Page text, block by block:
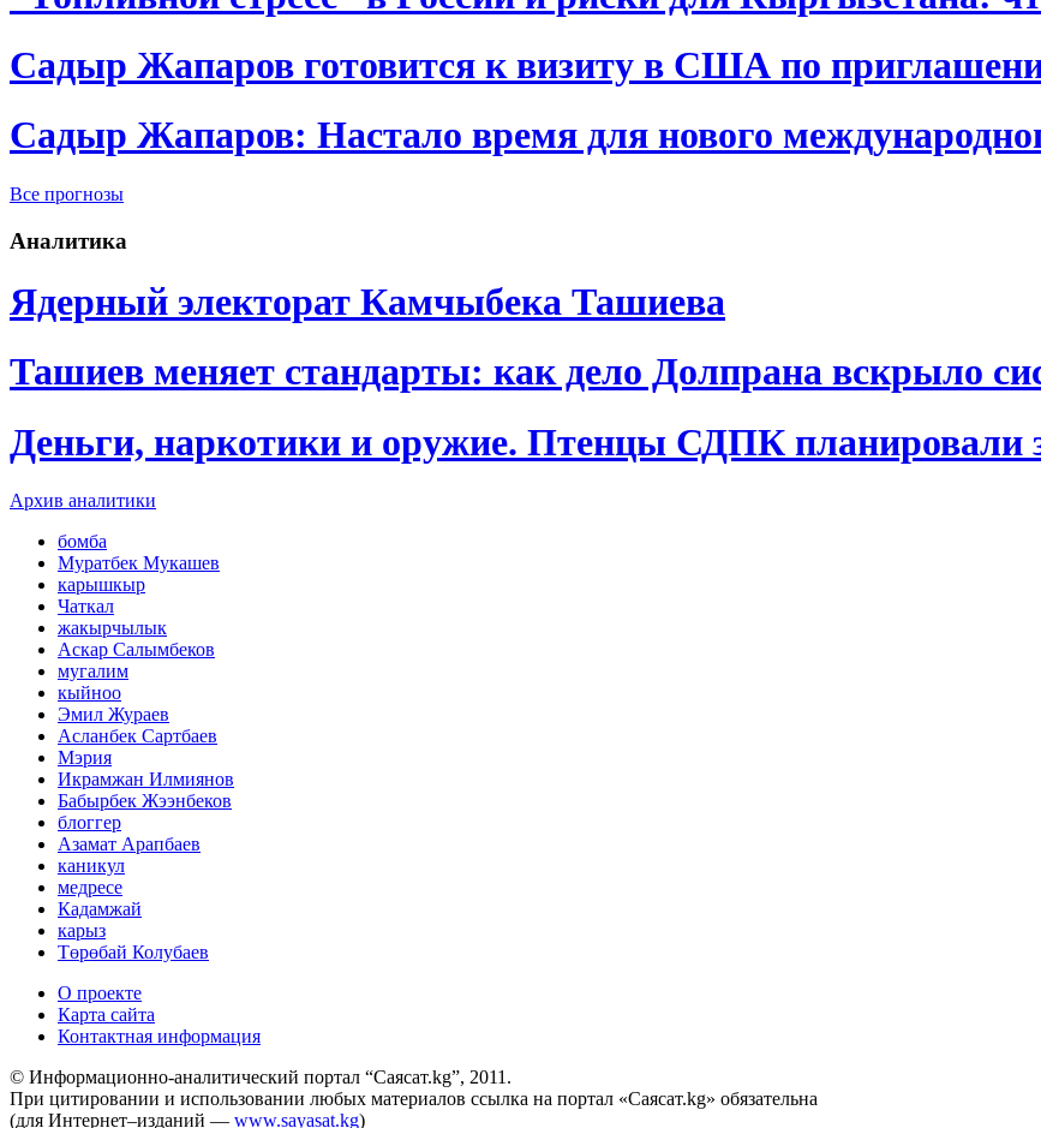
Садыр Жапаров готовится к визиту в США по
Садыр Жапаров: Настало время для нового
Все прогнозы
Аналитика
Ядерный электорат Камчыбека Ташиева
Ташиев меняет стандарты: как дело Долпрана вскрыло
Деньги, наркотики и оружие. Птенцы СДПК планировали
Архив аналитики
бомба
Муратбек Мукашев
карышкыр
Чаткал
жакырчылык
Аскар Салымбеков
мугалим
кыйноо
Эмил Жураев
Асланбек Сартбаев
Мэрия
Икрамжан Илмиянов
Бабырбек Жээнбеков
блоггер
Азамат Арапбаев
каникул
медресе
Кадамжай
карыз
Төрөбай Колубаев
О проекте
Карта сайта
Контактная информация
© Информационно-аналитический портал “Саясат.kg”, 2011.
При цитировании и использовании любых материалов ссылка на портал «Саясат.kg» обязательна
(для Интернет–изданий — www.sayasat.kg)